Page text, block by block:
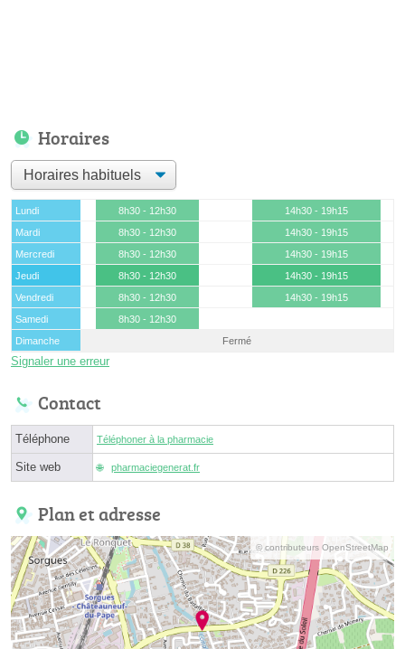
Horaires
Lundi 8h30 - 12h30
14h30 - 19h15
Mardi
8h30 - 12h30
14h30 - 19h15
Mercredi
8h30 - 12h30
14h30 - 19h15
Jeudi
8h30 - 12h30
14h30 - 19h15
Vendredi
8h30 - 12h30
14h30 - 19h15
Samedi
8h30 - 12h30
Dimanche
Fermé
Signaler une erreur
Contact
Téléphone Téléphoner à la pharmacie
Site web pharmaciegenerat.fr
Plan et adresse
© contributeurs OpenStreetMap